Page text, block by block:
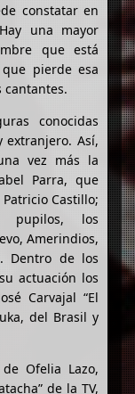
constatar en
una mayor
que está
pierde esa
conocidas
Así,
vez más la
Parra, que
Castillo;
pupilos, los
Amerindios,
Dentro de los
actuación los
Carvajal “El
del Brasil y
Ofelia Lazo,
de la TV,